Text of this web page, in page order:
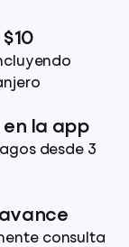
la app
desde 3
consulta